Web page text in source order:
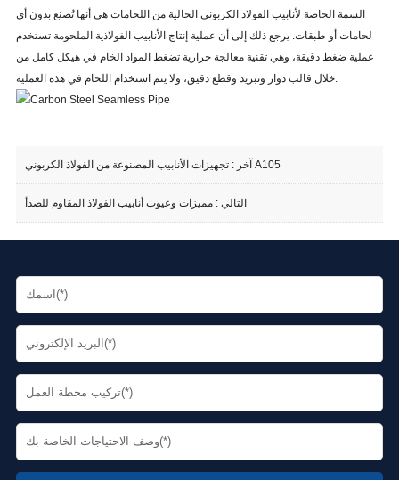
السمة الخاصة لأنابيب الفولاذ الكربوني الخالية من اللحامات هي أنها تُصنع بدون أي
لحامات أو طبقات. يرجع ذلك إلى أن عملية إنتاج الأنابيب الفولاذية الملحومة تستخدم
عملية ضغط دقيقة، وهي تقنية معالجة حرارية تضغط المواد الخام في هيكل كامل من
خلال قالب دوار وتبريد وقطع دقيق، ولا يتم استخدام اللحام في هذه العملية.
آخر : تجهيزات الأنابيب المصنوعة من الفولاذ الكربوني A105
التالي :مميزات وعيوب أنابيب الفولاذ المقاوم للصدأ